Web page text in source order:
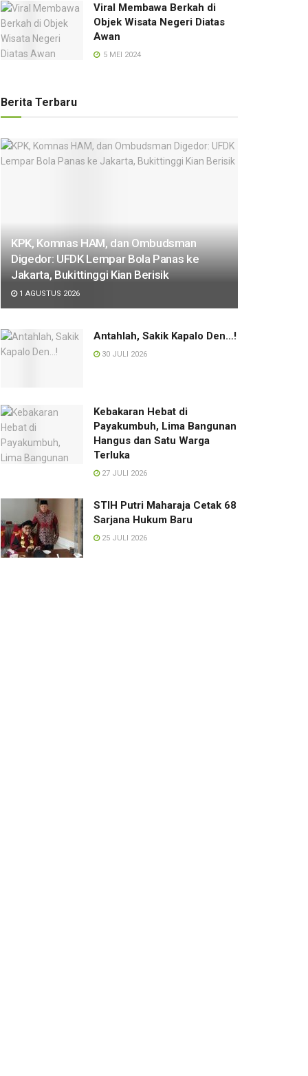
Viral Membawa Berkah di
Objek Wisata Negeri Diatas
Awan
5 MEI 2024
Berita Terbaru
KPK, Komnas HAM, dan Ombudsman
Digedor: UFDK Lempar Bola Panas ke
Jakarta, Bukittinggi Kian Berisik
1 AGUSTUS 2026
Antahlah, Sakik Kapalo Den…!
30 JULI 2026
Kebakaran Hebat di
Payakumbuh, Lima Bangunan
Hangus dan Satu Warga
Terluka
27 JULI 2026
STIH Putri Maharaja Cetak 68
Sarjana Hukum Baru
25 JULI 2026